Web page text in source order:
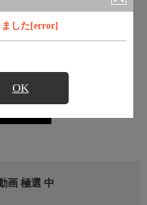
した[error]
OK
画 極選 中